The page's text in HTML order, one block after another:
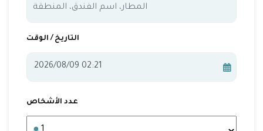
التاريخ / الوقت
عدد الأشخاص